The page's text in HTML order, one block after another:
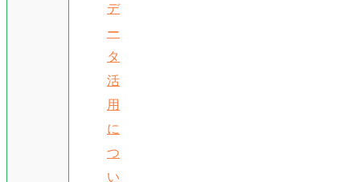
デ
ー
タ
活
用
に
つ
い